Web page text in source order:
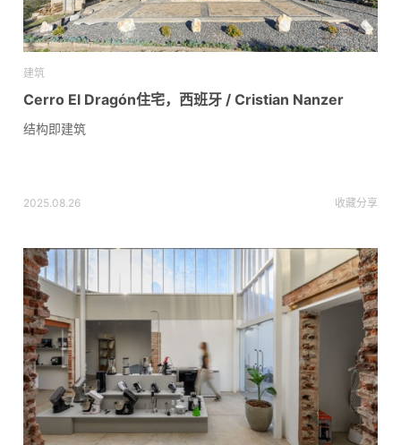
建筑
Cerro El Dragón住宅，西班牙 / Cristian Nanzer
结构即建筑
2025.08.26 收藏分享